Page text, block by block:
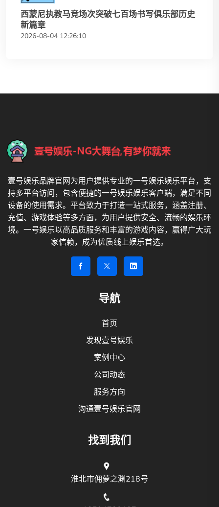
西蒙尼执教马竞场次突破七百场书写俱乐部历史
新篇章
2026-08-04 12:26:10
壹号娱乐品牌官网为用户提供专业的一号娱乐娱乐平台，支
持多平台访问，包含便捷的一号娱乐娱乐客户端，满足不同
设备的使用需求。平台致力于打造一站式服务，涵盖注册、
充值、游戏体验等多方面，为用户提供安全、流畅的娱乐环
境。一号娱乐以高品质服务和丰富的游戏内容，赢得广大玩
家信赖，成为优质线上娱乐首选。
导航
首页
发现壹号娱乐
案例中心
公司动态
服务方向
沟通壹号娱乐官网
找到我们
淮北市佣萝之渊218号